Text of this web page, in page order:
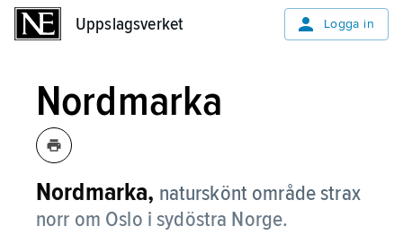
Uppslagsverket Logga in
Nordmarka
Nordmarka, naturskönt område strax
norr om Oslo i sydöstra Norge.